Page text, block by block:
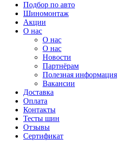
Подбор по авто
Шиномонтаж
Акции
О нас
О нас
О нас
Новости
Партнёрам
Полезная информация
Вакансии
Доставка
Оплата
Контакты
Тесты шин
Отзывы
Сертификат